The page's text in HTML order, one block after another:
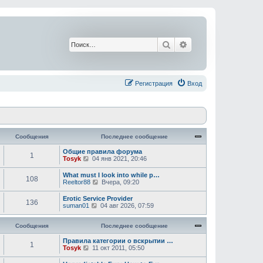
Поиск
Вход
Регистрация
Сообщения Последнее сообщение
1
Общие правила форума
Tosyk
П
е
й
т
и
к
п
л
е
д
н
04 янв 2021, 20:46
108
What must I look into while p…
Reeltor88
П
е
й
т
и
о
с
л
Вчера, 09:20
136
Erotic Service Provider
suman01
П
р
е
й
т
и
п
04 авг 2026, 07:59
Сообщения Последнее сообщение
1
Правила категории о вскрытии …
Tosyk
П
р
11 окт 2011, 05:50